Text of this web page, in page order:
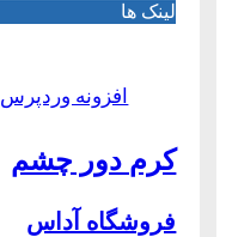
لینک ها
افزونه وردپرس
کرم دور چشم
فروشگاه آداس